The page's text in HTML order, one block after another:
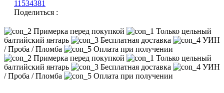
11534381
Поделиться :
Примерка перед покупкой
Только цельный
балтийский янтарь
Бесплатная доставка
УИН
/ Проба / Пломба
Оплата при получении
Примерка перед покупкой
Только цельный
балтийский янтарь
Бесплатная доставка
УИН
/ Проба / Пломба
Оплата при получении